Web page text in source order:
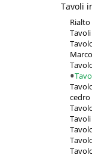
Tavoli
Rialto
Marco
cedro